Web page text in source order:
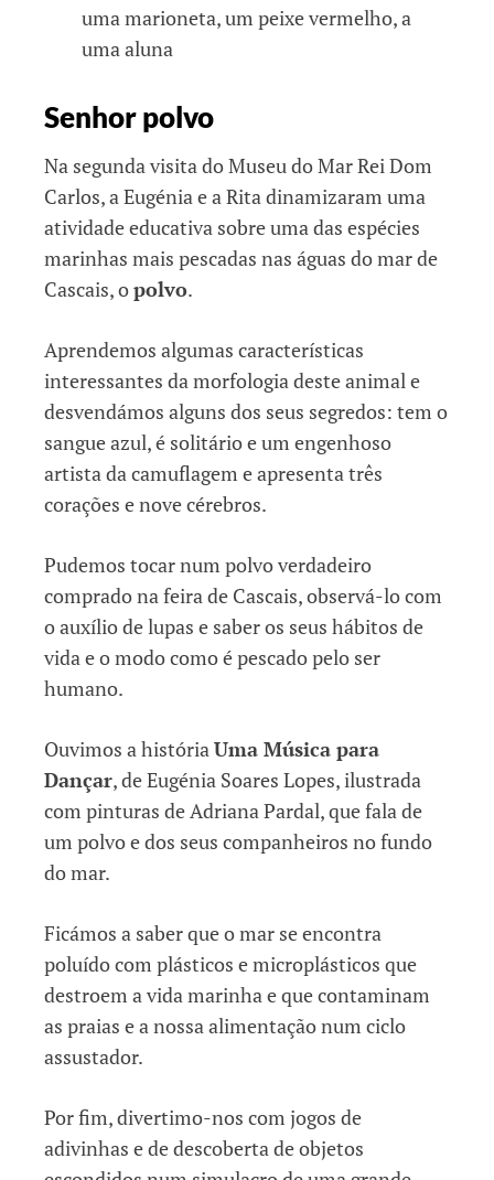
Senhor polvo
Na segunda visita do Museu do Mar Rei Dom
Carlos, a Eugénia e a Rita dinamizaram uma
atividade educativa sobre uma das espécies
marinhas mais pescadas nas águas do mar de
Cascais, opolvo.
Aprendemos algumas características
interessantes da morfologia deste animal e
desvendámos alguns dos seus segredos: tem o
sangue azul, é solitário e um engenhoso
artista da camuflagem e apresenta três
corações e nove cérebros.
Pudemos tocar num polvo verdadeiro
comprado na feira de Cascais, observá-lo com
o auxílio de lupas e saber os seus hábitos de
vida e o modo como é pescado pelo ser
humano.
Ouvimos a históriaUma Música para
Dançar, de Eugénia Soares Lopes, ilustrada
com pinturas de Adriana Pardal, que fala de
um polvo e dos seus companheiros no fundo
do mar.
Ficámos a saber que o mar se encontra
poluído com plásticos e microplásticos que
destroem a vida marinha e que contaminam
as praias e a nossa alimentação num ciclo
assustador.
Por fim, divertimo-nos com jogos de
adivinhas e de descoberta de objetos